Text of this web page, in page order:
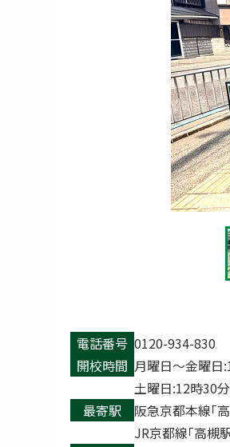
電話番号 0120-934-830
開校時間 月曜日〜金曜日
土曜日:12時30
最寄駅
阪急京都本線「
JR京都線「高槻